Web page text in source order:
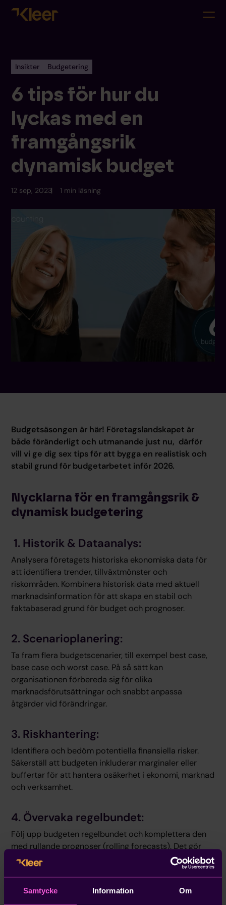
Samtycke Information Om
Insikter Budgetering
6 tips för hur du
lyckas med en
framgångsrik
dynamisk budget
12 sep, 2023 1 min läsning
Budgetsäsongen är här! Företagslandskapet är
både föränderligt och utmanande just nu, därför
vill vi ge dig sex tips för att bygga en realistisk och
stabil grund för budgetarbetet inför 2026.
Nycklarna för en framgångsrik &
dynamisk budgetering
1. Historik & Dataanalys:
Analysera företagets historiska ekonomiska data för
att identifiera trender, tillväxtmönster och
riskområden. Kombinera historisk data med aktuell
marknadsinformation för att skapa en stabil och
faktabaserad grund för budget och prognoser.
2. Scenarioplanering:
Ta fram flera budgetscenarier, till exempel best case,
base case och worst case. På så sätt kan
organisationen förbereda sig för olika
marknadsförutsättningar och snabbt anpassa
åtgärder vid förändringar.
3. Riskhantering:
Identifiera och bedöm potentiella finansiella risker.
Säkerställ att budgeten inkluderar marginaler eller
buffertar för att hantera osäkerhet i ekonomi, marknad
och verksamhet.
4. Övervaka regelbundet:
Följ upp budgeten regelbundet och komplettera den
med rullande prognoser (rolling forecasts). Det gör
det möjligt att justera planeringen utifrån aktuella
resultat, realtidsdata och förändrade